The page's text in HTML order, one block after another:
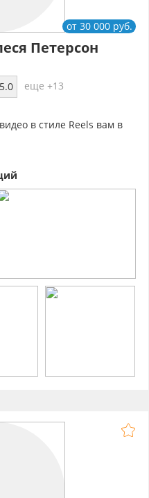
Петерсон
от 30 000 руб.
5.0
еще +13
в стиле Reels вам в